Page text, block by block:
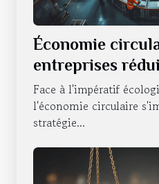
Économie
entreprises
l'impact
Face à l'impératif
l'économie circulaire
stratégie...